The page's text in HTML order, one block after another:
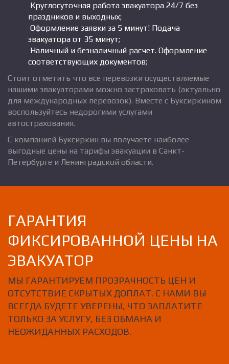
Круглосуточная работа эвакуатора 24/7 без
праздников и выходных;
Оформление заявки за 5 минут! Подача
эвакуатора от 35 минут;
Наличный и безналичный расчет. Оформление
соответствующих документов;
Стоит отметить что все перевозки осуществляемые
нашими эвакуаторами можно застраховать (актуально
для международных перевозок). Вместе с Буксиркином
воспользуйтесь недорогими услугами
автострахования.
С компанией Буксиркин вы получаете наиболее
выгодные цены на тарифы эвакуации в Санкт-
Петербурге и Ленинградской области.
ГАРАНТИЯ
ФИКСИРОВАННОЙ ЦЕНЫ НА
ЭВАКУАТОР
МЫ ГАРАНТИРУЕМ ПРОЗРАЧНОСТЬ ЦЕН И
ОТСУТСТВИЕ СКРЫТЫХ ДОПЛАТ. С НАМИ ВЫ
ВСЕГДА БУДЕТЕ УВЕРЕНЫ, ЧТО ЗАПЛАТИТЕ
ТОЛЬКО ЗА УСЛУГУ, БЕЗ ОБМАНА И
НЕОЖИДАННЫХ РАСХОДОВ.